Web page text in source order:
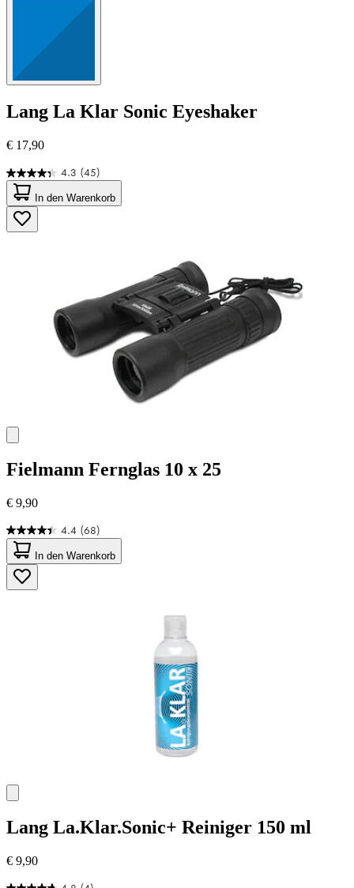
Lang La Klar Sonic Eyeshaker
€ 17,90
4.3 (45)
4.3
von
5
Sternen.
45
In den Warenkorb
Fielmann Fernglas 10 x 25
€ 9,90
4.4 (68)
4.4
von
5
Sternen.
68
In den Warenkorb
Lang La.Klar.Sonic+ Reiniger 150 ml
€ 9,90